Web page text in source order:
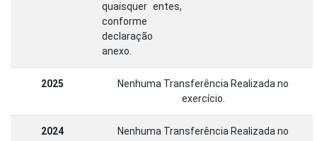
quaisquer entes,
conforme
declaração
anexo.
2025
Nenhuma Transferência Realizada no
exercício.
2024
Nenhuma Transferência Realizada no